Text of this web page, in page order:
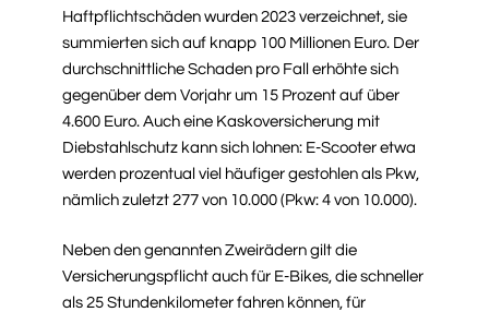
Haftpflichtschäden wurden 2023 verzeichnet, sie
summierten sich auf knapp 100 Millionen Euro. Der
durchschnittliche Schaden pro Fall erhöhte sich
gegenüber dem Vorjahr um 15 Prozent auf über
4.600 Euro. Auch eine Kaskoversicherung mit
Diebstahlschutz kann sich lohnen: E-Scooter etwa
werden prozentual viel häufiger gestohlen als Pkw,
nämlich zuletzt 277 von 10.000 (Pkw: 4 von 10.000).
Neben den genannten Zweirädern gilt die
Versicherungspflicht auch für E-Bikes, die schneller
als 25 Stundenkilometer fahren können, für